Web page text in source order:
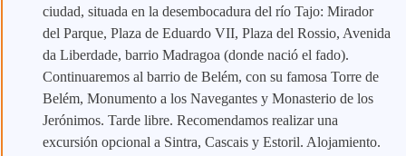
ciudad, situada en la desembocadura del río Tajo: Mirador
del Parque, Plaza de Eduardo VII, Plaza del Rossio, Avenida
da Liberdade, barrio Madragoa (donde nació el fado).
Continuaremos al barrio de Belém, con su famosa Torre de
Belém, Monumento a los Navegantes y Monasterio de los
Jerónimos. Tarde libre. Recomendamos realizar una
excursión opcional a Sintra, Cascais y Estoril. Alojamiento.